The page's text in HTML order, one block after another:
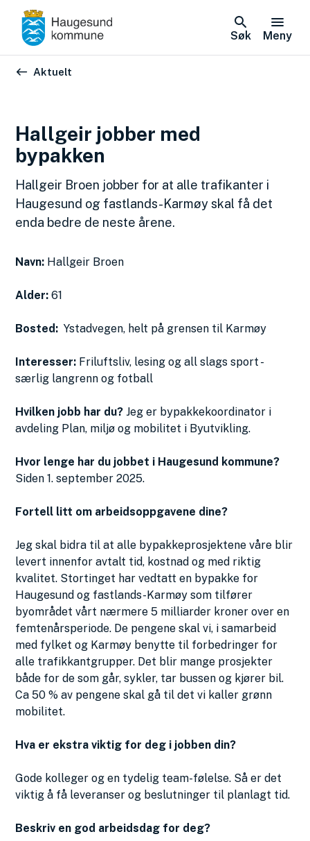
Søk Meny
Du er her:
Aktuelt
Hallgeir jobber med
bypakken
Hallgeir Broen jobber for at alle trafikanter i
Haugesund og fastlands-Karmøy skal få det
enda bedre de neste årene.
Navn: Hallgeir Broen
Alder:61
Bosted: Ystadvegen, helt på grensen til Karmøy
Interesser: Friluftsliv, lesing og all slags sport -
særlig langrenn og fotball
Hvilken jobb har du? Jeg er bypakkekoordinator i
avdeling Plan, miljø og mobilitet i Byutvikling.
Hvor lenge har du jobbet i Haugesund kommune?
Siden 1. september 2025.
Fortell litt om arbeidsoppgavene dine?
Jeg skal bidra til at alle bypakkeprosjektene våre blir
levert innenfor avtalt tid, kostnad og med riktig
kvalitet. Stortinget har vedtatt en bypakke for
Haugesund og fastlands-Karmøy som tilfører
byområdet vårt nærmere 5 milliarder kroner over en
femtenårsperiode. De pengene skal vi, i samarbeid
med fylket og Karmøy benytte til forbedringer for
alle trafikkantgrupper. Det blir mange prosjekter
både for de som går, sykler, tar bussen og kjører bil.
Ca 50 % av pengene skal gå til det vi kaller grønn
mobilitet.
Hva er ekstra viktig for deg i jobben din?
Gode kolleger og en tydelig team-følelse. Så er det
viktig å få leveranser og beslutninger til planlagt tid.
Beskriv en god arbeidsdag for deg?